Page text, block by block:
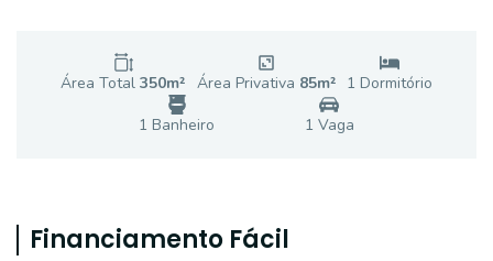
Área Total 350m² Área Privativa 85m² 1 Dormitório
1 Banheiro 1 Vaga
Financiamento Fácil